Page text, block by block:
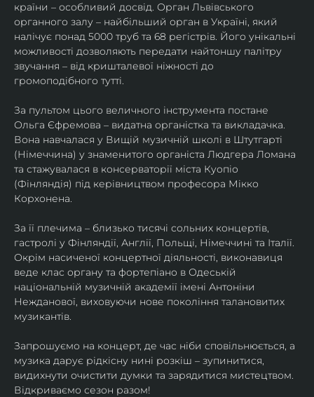
країни – особливий досвід. Орган Львівського
органного залу – найбільший орган в Україні, який
налічує понад 5000 труб та 68 регістрів. Його унікальні
можливості дозволяють передати найтоншу палітру
звучання – від кришталевої ніжності до
громоподібного тутті.
За пультом цього величного інструмента постане
Ольга Єфремова – видатна органістка та викладачка.
Вона навчалася у Вищій музичній школі в Штутгарті
(Німеччина) у знаменитого органіста Людгера Ломана
та стажувалася в консерваторії міста Куопіо
(Фінляндія) під керівництвом професора Мікко
Корхонена.
За її плечима – близько тисячі сольних концертів,
гастролі у Фінляндії, Англії, Польщі, Німеччині та Італії.
Окрім насиченої концертної діяльності, виконавиця
веде клас органу та фортепіано в Одеській
національній музичній академії імені Антоніни
Нежданової, виховуючи нове покоління талановитих
музикантів.
Запрошуємо на концерт, де час ніби сповільнюється, а
музика дарує рідкісну нині розкіш – зупинитися,
видихнути очистити думки та зарядитися мистецтвом.
Відкриваємо сезон разом!